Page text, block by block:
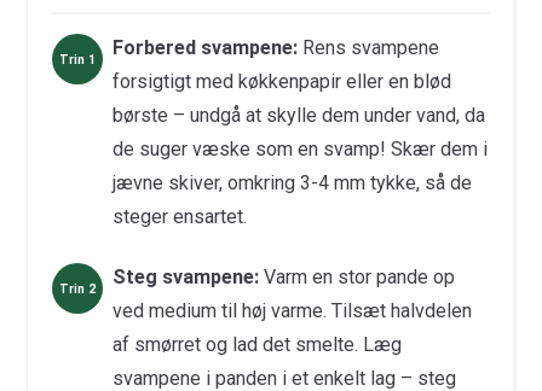
Forbered svampene:Rens svampene
forsigtigt med køkkenpapir eller en blød
børste – undgå at skylle dem under vand, da
de suger væske som en svamp! Skær dem i
jævne skiver, omkring 3-4 mm tykke, så de
steger ensartet.
Steg svampene:Varm en stor pande op
ved medium til høj varme. Tilsæt halvdelen
af smørret og lad det smelte. Læg
svampene i panden i et enkelt lag – steg